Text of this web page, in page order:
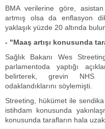
BMA verilerine göre,
artmış olsa da enflasyon
yaklaşık yüzde 20 altında
- "Maaş artışı konusunda
Sağlık Bakanı Wes
parlamentoda yaptığı
belirterek, grevin NHS
odaklandıklarını söylemişti.
Streeting, hükümet ile
istihdam konusunda
konusunda tarafların hala